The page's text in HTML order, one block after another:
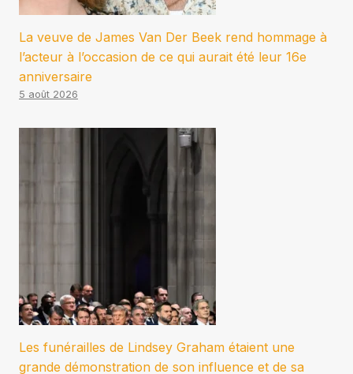
La veuve de James Van Der Beek rend hommage à
l’acteur à l’occasion de ce qui aurait été leur 16e
anniversaire
5 août 2026
Les funérailles de Lindsey Graham étaient une
grande démonstration de son influence et de sa